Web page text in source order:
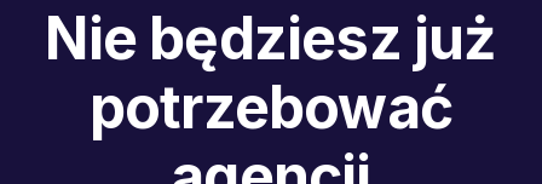
Nie będziesz już
potrzebować